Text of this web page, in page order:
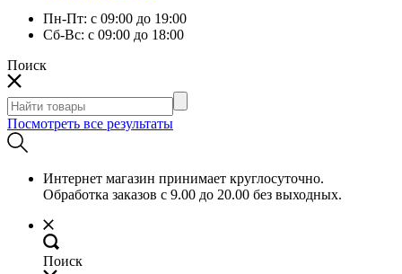
Пн-Пт: с 09:00 до 19:00
Сб-Вс: с 09:00 до 18:00
Поиск
Посмотреть все результаты
Интернет магазин принимает круглосуточно.
Обработка заказов с 9.00 до 20.00 без выходных.
Поиск